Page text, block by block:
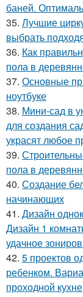
баней.
35. Лучшие
выбрать
36. Как
пола в
37. Основные
ноутбуке
38. Мини-сад в
для создания
украсят любое
39.
пола в
40. Создание
начинающих
41. Дизайн
Дизайн 1
удачное
42. 5 проектов
ребенком.
проходной кухне